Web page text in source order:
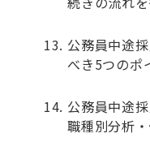
公務員中途
べき5つのポ
公務員中途
職種別分析